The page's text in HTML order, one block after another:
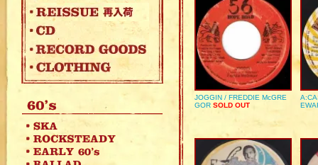
JOGGIN / FREDDIE McGRE
GOR SOLD OUT